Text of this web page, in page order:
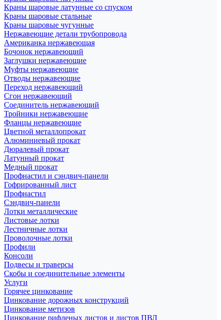
Краны шаровые латунные со спуском
Краны шаровые стальные
Краны шаровые чугунные
Нержавеющие детали трубопровода
Американка нержавеющая
Бочонок нержавеющий
Заглушки нержавеющие
Муфты нержавеющие
Отводы нержавеющие
Переход нержавеющий
Сгон нержавеющий
Соединитель нержавеющий
Тройники нержавеющие
Фланцы нержавеющие
Цветной металлопрокат
Алюминиевый прокат
Дюралевый прокат
Латунный прокат
Медный прокат
Профнастил и сэндвич-панели
Гофрированный лист
Профнастил
Сэндвич-панели
Лотки металлические
Листовые лотки
Лестничные лотки
Проволочные лотки
Профили
Консоли
Подвесы и траверсы
Скобы и соединительные элементы
Услуги
Горячее цинкование
Цинкование дорожных конструкций
Цинкование метизов
Цинкование рифленых листов и листов ПВЛ